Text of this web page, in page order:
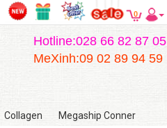
0
Hotline:028 66 82 87 05
MeXinh:09 02 89 94 59
Collagen Megaship Conner